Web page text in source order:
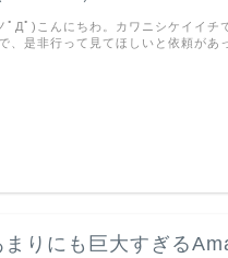
ﾟДﾟ)こんにちわ。カワニシケイイチ
、是非行って見てほしいと依頼があ
まりにも巨大すぎる